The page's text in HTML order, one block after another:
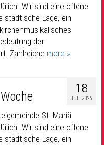
Wir sind eine offene
städtische Lage, ein
der
Zahlreiche more »
18
JULI 2026
St. Mariä
Wir sind eine offene
städtische Lage, ein